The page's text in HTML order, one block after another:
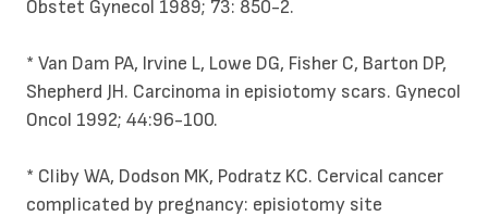
Obstet Gynecol 1989; 73: 850-2.
* Van Dam PA, Irvine L, Lowe DG, Fisher C, Barton DP,
Shepherd JH. Carcinoma in episiotomy scars. Gynecol
Oncol 1992; 44:96-100.
* Cliby WA, Dodson MK, Podratz KC. Cervical cancer
complicated by pregnancy: episiotomy site